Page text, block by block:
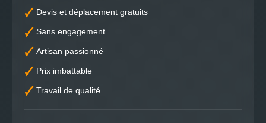
Devis et déplacement gratuits
Sans engagement
Artisan passionné
Prix imbattable
Travail de qualité